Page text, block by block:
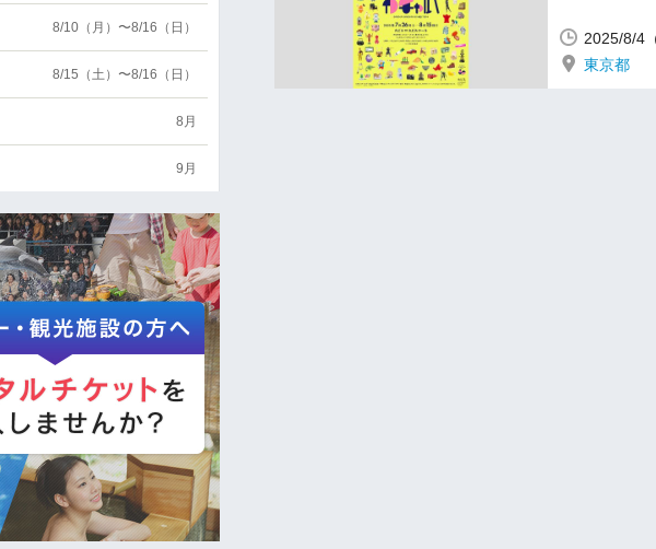
2025/8/4
東京都
8/10（月）〜8/16（日）
8/15（土）〜8/16（日）
8月
9月